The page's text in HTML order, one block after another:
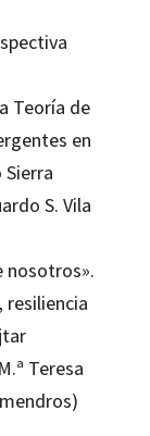
Teoría de
en
S. Vila
nosotros».
resiliencia
Teresa